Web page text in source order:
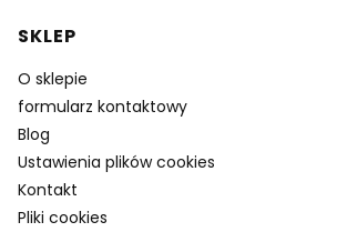
SKLEP
O sklepie
formularz kontaktowy
Blog
Ustawienia plików cookies
Kontakt
Pliki cookies